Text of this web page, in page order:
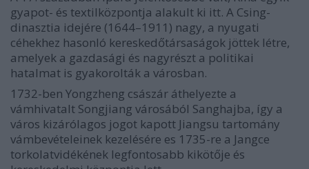
gyapot- és textilközpontja alakult ki itt. A Csing-
dinasztia idejére (1644–1911) nagy, a nyugati
céhekhez hasonló kereskedőtársaságok jöttek létre,
amelyek a gazdasági és nagyrészt a politikai
hatalmat is gyakorolták a városban.
1732-ben Yongzheng császár áthelyezte a
vámhivatalt Songjiang városából Sanghajba, így a
város kizárólagos jogot kapott Jiangsu tartomány
vámbevételeinek kezelésére es 1735-re a Jangce
torkolatvidékének legfontosabb kikötője és